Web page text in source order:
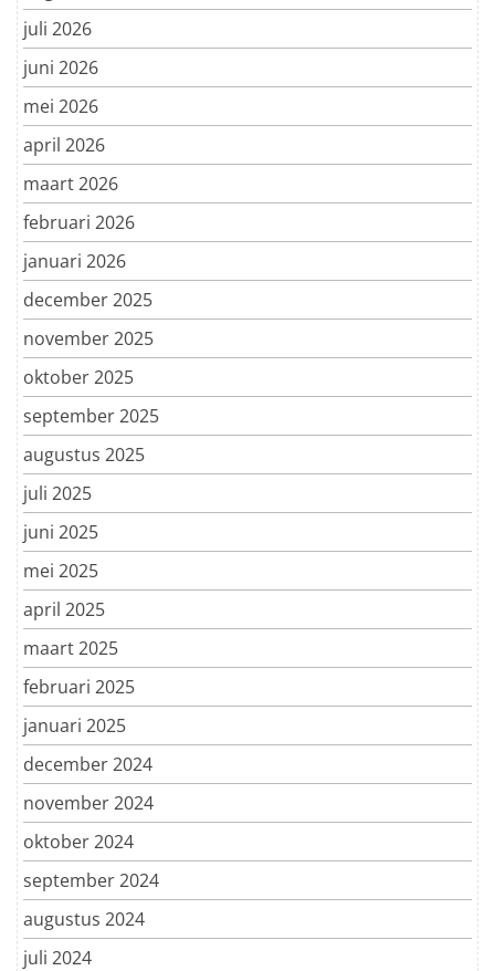
juli 2026
juni 2026
mei 2026
april 2026
maart 2026
februari 2026
januari 2026
december 2025
november 2025
oktober 2025
september 2025
augustus 2025
juli 2025
juni 2025
mei 2025
april 2025
maart 2025
februari 2025
januari 2025
december 2024
november 2024
oktober 2024
september 2024
augustus 2024
juli 2024